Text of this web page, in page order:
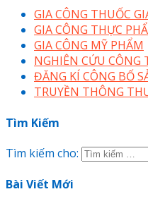
GIA CÔNG THUỐC
GIA CÔNG THỰC
GIA CÔNG MỸ PHẨM
NGHIÊN CỨU CÔNG
ĐĂNG KÍ CÔNG BỐ
TRUYỀN THÔNG
Tìm Kiếm
Tìm kiếm cho:
Bài Viết Mới